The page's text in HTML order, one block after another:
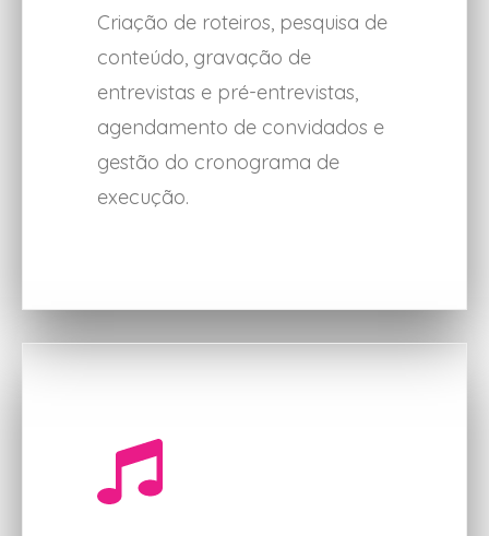
Criação de roteiros, pesquisa de
conteúdo, gravação de
entrevistas e pré-entrevistas,
agendamento de convidados e
gestão do cronograma de
execução.